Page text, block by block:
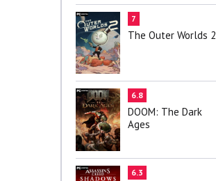
7
The Outer Worlds 2
6.8
DOOM: The Dark
Ages
6.3